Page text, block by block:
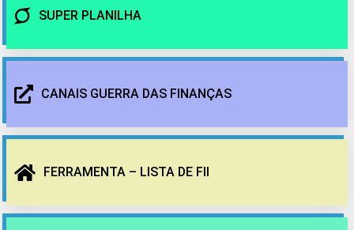
SUPER PLANILHA
CANAIS GUERRA DAS FINANÇAS
FERRAMENTA – LISTA DE FII